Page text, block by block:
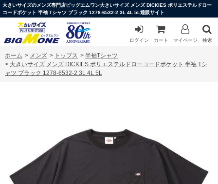
大きいサイズのメンズ専門店ビッグエムワン大きいサイズ メンズ DICKIES ポリエステルドロー
コードポケット 半袖 Tシャツ ブラック 1278-6532-2 3L 4L 5L通販サイト
ログイン カート マイページ 検索
ホーム > メンズ > トップス > 半袖Tシャツ
> 大きいサイズ メンズ DICKIES ポリエステルドローコードポケット 半袖 Tシ
ャツ ブラック 1278-6532-2 3L 4L 5L